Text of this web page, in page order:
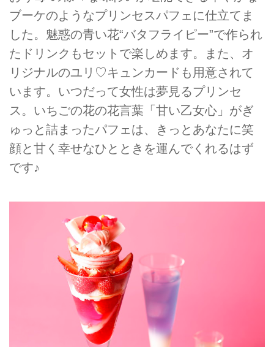
ブーケのようなプリンセスパフェに仕立てま
した。魅惑の青い花“バタフライピー”で作られ
たドリンクもセットで楽しめます。また、オ
リジナルのユリ♡キュンカードも用意されて
います。いつだって女性は夢見るプリンセ
ス。いちごの花の花言葉「甘い乙女心」がぎ
ゅっと詰まったパフェは、きっとあなたに笑
顔と甘く幸せなひとときを運んでくれるはず
です♪